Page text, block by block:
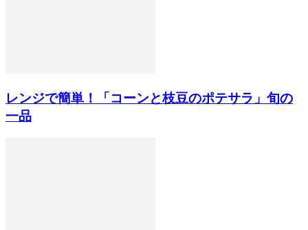
レンジで簡単！「コーンと枝豆のポテサラ」旬の
一品